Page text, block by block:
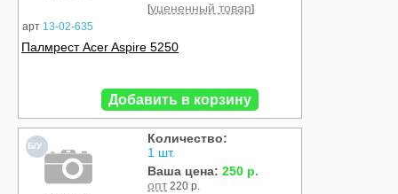
арт 13-02-635
[уцененный товар]
Палмрест Acer Aspire 5250
Добавить в корзину
Б/У
Количество:
1 шт.
Ваша цена: 250 р.
опт 220 р.